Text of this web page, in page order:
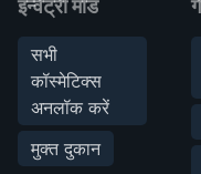
इन्वेंट्री मॉड
सभी
कॉस्मेटिक्स
अनलॉक करें
मुक्त दुकान